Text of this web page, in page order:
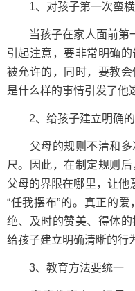
1、对孩子第一次蛮横
当孩子在家人面前第一
引起注意，要非常明确
被允许的，同时，要教
是什么样的事情引发了他
2、给孩子建立明确的
父母的规则不清和多
尺。因此，在制定规则
父母的界限在哪里，让他
“任我摆布”的。真正的
绝、及时的赞美、得体的
给孩子建立明确清晰的行
3、教育方法要统一